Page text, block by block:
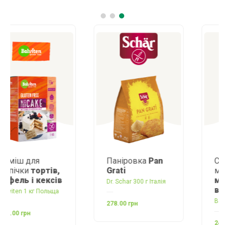
Паніровка
Grati
Dr. Schar 300 г Італія
Суміш для
макаронів та
Balviten 1 кг Польща